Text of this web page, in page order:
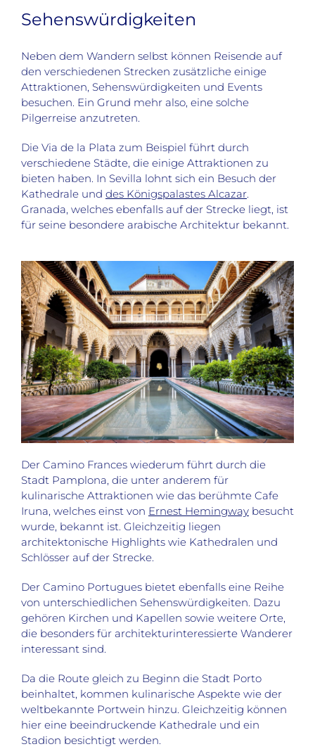
Sehenswürdigkeiten
Neben dem Wandern selbst können Reisende auf
den verschiedenen Strecken zusätzliche einige
Attraktionen, Sehenswürdigkeiten und Events
besuchen. Ein Grund mehr also, eine solche
Pilgerreise anzutreten.
Die Via de la Plata zum Beispiel führt durch
verschiedene Städte, die einige Attraktionen zu
bieten haben. In Sevilla lohnt sich ein Besuch der
Kathedrale und des Königspalastes Alcazar.
Granada, welches ebenfalls auf der Strecke liegt, ist
für seine besondere arabische Architektur bekannt.
Der Camino Frances wiederum führt durch die
Stadt Pamplona, die unter anderem für
kulinarische Attraktionen wie das berühmte Cafe
Iruna, welches einst von Ernest Hemingwaybesucht
wurde, bekannt ist. Gleichzeitig liegen
architektonische Highlights wie Kathedralen und
Schlösser auf der Strecke.
Der Camino Portugues bietet ebenfalls eine Reihe
von unterschiedlichen Sehenswürdigkeiten. Dazu
gehören Kirchen und Kapellen sowie weitere Orte,
die besonders für architekturinteressierte Wanderer
interessant sind.
Da die Route gleich zu Beginn die Stadt Porto
beinhaltet, kommen kulinarische Aspekte wie der
weltbekannte Portwein hinzu. Gleichzeitig können
hier eine beeindruckende Kathedrale und ein
Stadion besichtigt werden.